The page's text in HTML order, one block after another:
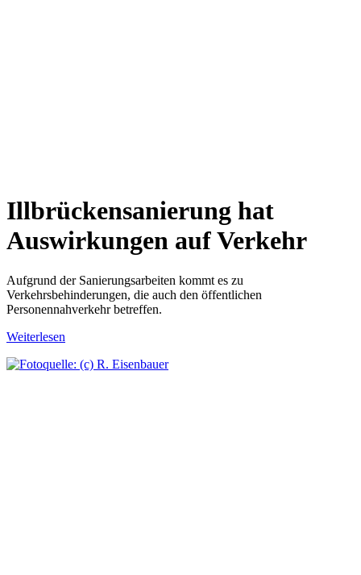
Illbrückensanierung hat
Auswirkungen auf Verkehr
Aufgrund der Sanierungsarbeiten kommt es zu
Verkehrsbehinderungen, die auch den öffentlichen
Personennahverkehr betreffen.
Weiterlesen